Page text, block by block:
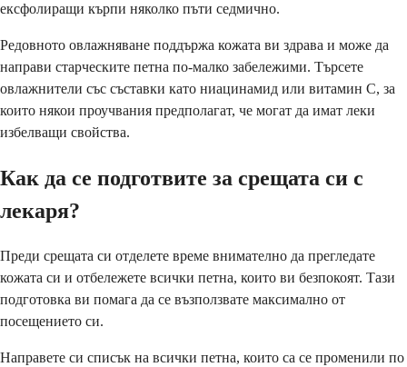
ексфолиращи кърпи няколко пъти седмично.
Редовното овлажняване поддържа кожата ви здрава и може да
направи старческите петна по-малко забележими. Търсете
овлажнители със съставки като ниацинамид или витамин С, за
които някои проучвания предполагат, че могат да имат леки
избелващи свойства.
Как да се подготвите за срещата си с
лекаря?
Преди срещата си отделете време внимателно да прегледате
кожата си и отбележете всички петна, които ви безпокоят. Тази
подготовка ви помага да се възползвате максимално от
посещението си.
Направете си списък на всички петна, които са се променили по